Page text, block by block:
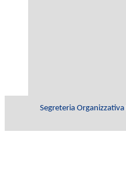
Segreteria Organizzativa